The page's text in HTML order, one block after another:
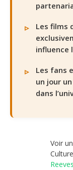
Les films
influence
Les fans
un jour
dans
Voir
Reeves